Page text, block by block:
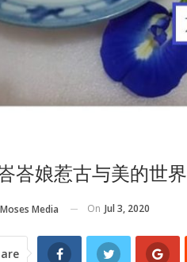
峇娘惹古与美的世界
Moses Media On Jul 3, 2020